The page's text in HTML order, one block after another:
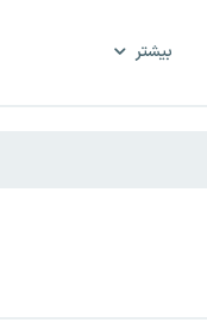
بیشتر